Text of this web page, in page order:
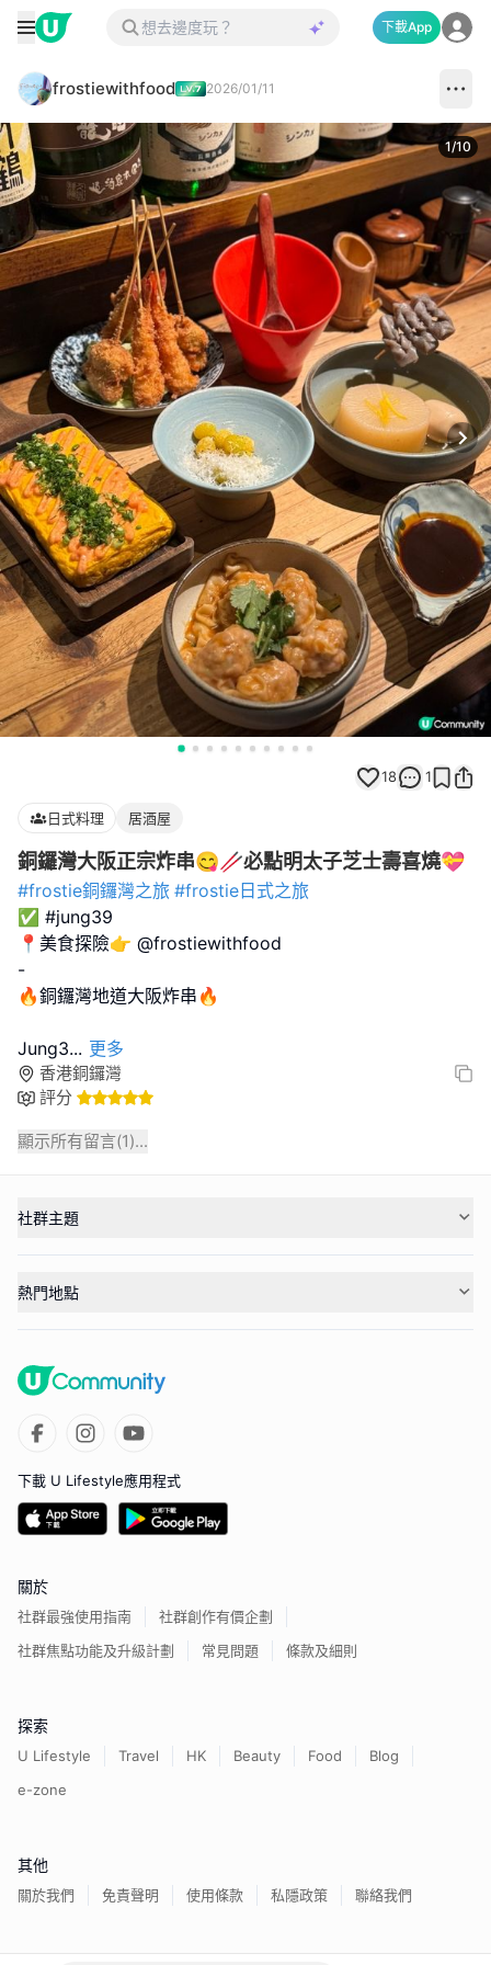
下載App
frostiewithfood 2026/01/11
1/10
18 1
日式料理 居酒屋
銅鑼灣大阪正宗炸串😋🥢必點明太子芝士壽喜燒💝
#frostie銅鑼灣之旅 #frostie日式之旅
✅ #jung39
📍美食探險👉 @frostiewithfood
-
🔥銅鑼灣地道大阪炸串🔥
Jung3... 更多
香港銅鑼灣
評分
顯示所有留言(1)...
社群主題
熱門地點
下載 U Lifestyle應用程式
關於
社群最強使用指南
社群創作有價企劃
社群焦點功能及升級計劃
常見問題 條款及細則
探索
U Lifestyle Travel HK Beauty Food
Blog
e-zone
其他
關於我們 免責聲明 使用條款 私隱政策 聯絡我們